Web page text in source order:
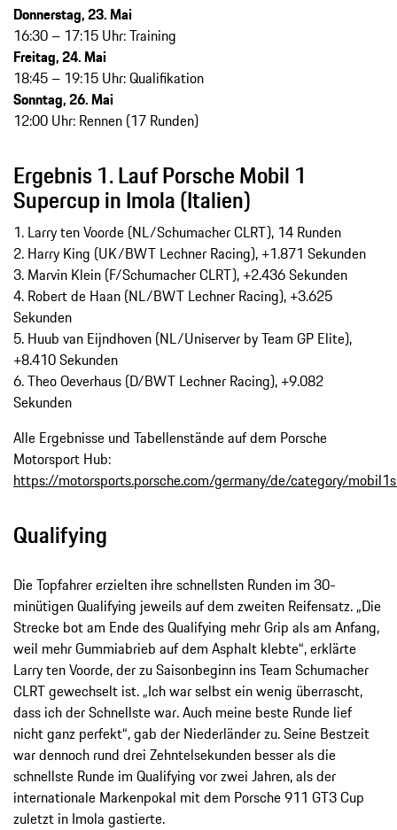
Donnerstag, 23. Mai
16:30 – 17:15 Uhr: Training
Freitag, 24. Mai
18:45 – 19:15 Uhr: Qualifikation
Sonntag, 26. Mai
12:00 Uhr: Rennen (17 Runden)
Ergebnis 1. Lauf Porsche Mobil 1
Supercup in Imola (Italien)
1. Larry ten Voorde (NL/Schumacher CLRT), 14 Runden
2. Harry King (UK/BWT Lechner Racing), +1.871 Sekunden
3. Marvin Klein (F/Schumacher CLRT), +2.436 Sekunden
4. Robert de Haan (NL/BWT Lechner Racing), +3.625
Sekunden
5. Huub van Eijndhoven (NL/Uniserver by Team GP Elite),
+8.410 Sekunden
6. Theo Oeverhaus (D/BWT Lechner Racing), +9.082
Sekunden
Alle Ergebnisse und Tabellenstände auf dem Porsche
Motorsport Hub:
https://motorsports.porsche.com/germany/de/category/
Qualifying
Die Topfahrer erzielten ihre schnellsten Runden im 30-
minütigen Qualifying jeweils auf dem zweiten Reifensatz. „Die
Strecke bot am Ende des Qualifying mehr Grip als am Anfang,
weil mehr Gummiabrieb auf dem Asphalt klebte“, erklärte
Larry ten Voorde, der zu Saisonbeginn ins Team Schumacher
CLRT gewechselt ist. „Ich war selbst ein wenig überrascht,
dass ich der Schnellste war. Auch meine beste Runde lief
nicht ganz perfekt“, gab der Niederländer zu. Seine Bestzeit
war dennoch rund drei Zehntelsekunden besser als die
schnellste Runde im Qualifying vor zwei Jahren, als der
internationale Markenpokal mit dem Porsche 911 GT3 Cup
zuletzt in Imola gastierte.